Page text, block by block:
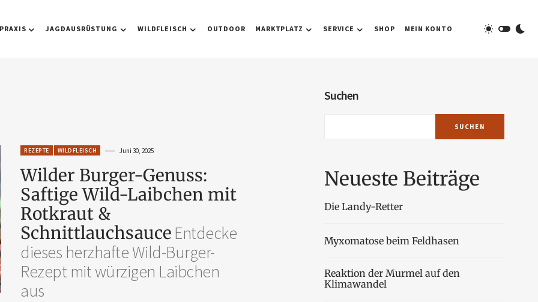
JAGDAUSRÜSTUNG WILDFLEISCH OUTDOOR MARKTPLATZ SERVICE SHOP MEIN KONTO
REZEPTE WILDFLEISCH Juni 30, 2025
Wilder Burger-Genuss:
Saftige Wild-Laibchen mit
Rotkraut &
SchnittlauchsauceEntdecke
dieses herzhafte Wild-Burger-
Rezept mit würzigen Laibchen
aus
Suchen
SUCHEN
Neueste Beiträge
Die Landy-Retter
Myxomatose beim Feldhasen
Reaktion der Murmel auf den
Klimawandel